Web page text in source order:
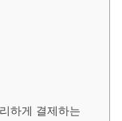
하게 결제하는